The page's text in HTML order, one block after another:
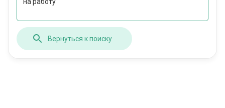
Вернуться к поиску